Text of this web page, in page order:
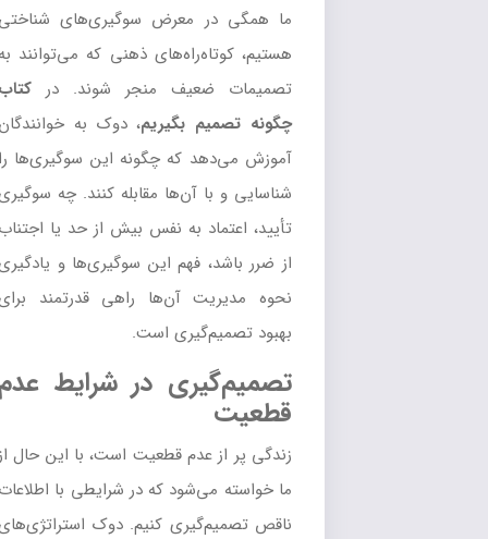
ما همگی در معرض سوگیری‌های شناختی
هستیم، کوتاه‌راه‌های ذهنی که می‌توانند به
تصمیمات ضعیف منجر شوند. درکتاب
چگونه تصمیم بگیریم ، دوک به خوانندگان
آموزش می‌دهد که چگونه این سوگیری‌ها را
شناسایی و با آن‌ها مقابله کنند. چه سوگیری
تأیید، اعتماد به نفس بیش از حد یا اجتناب
از ضرر باشد، فهم این سوگیری‌ها و یادگیری
نحوه مدیریت آن‌ها راهی قدرتمند برای
بهبود تصمیم‌گیری است.
تصمیم‌گیری در شرایط عدم
قطعیت
زندگی پر از عدم قطعیت است، با این حال از
ما خواسته می‌شود که در شرایطی با اطلاعات
ناقص تصمیم‌گیری کنیم. دوک استراتژی‌های